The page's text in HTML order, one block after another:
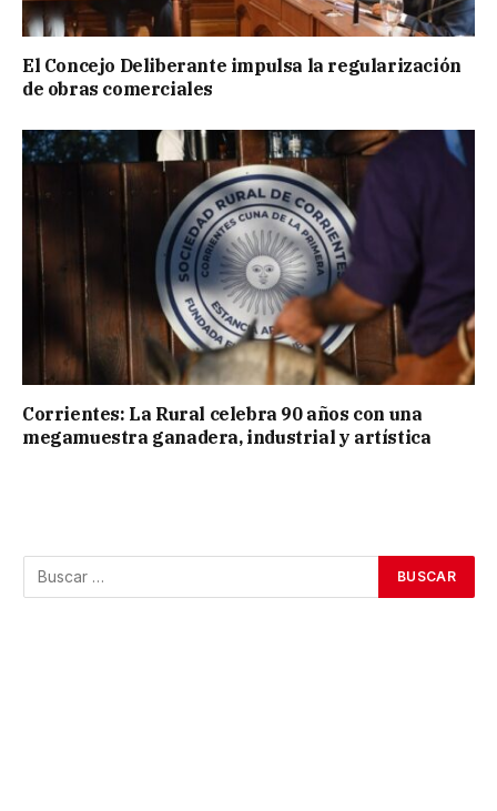
El Concejo Deliberante impulsa la regularización
de obras comerciales
Corrientes: La Rural celebra 90 años con una
megamuestra ganadera, industrial y artística